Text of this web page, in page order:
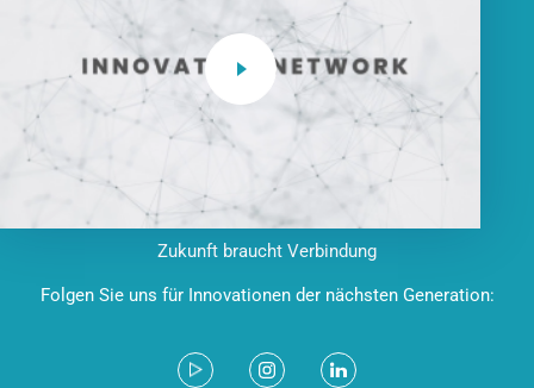
Zukunft braucht Verbindung
Folgen Sie uns für Innovationen der nächsten Generation: